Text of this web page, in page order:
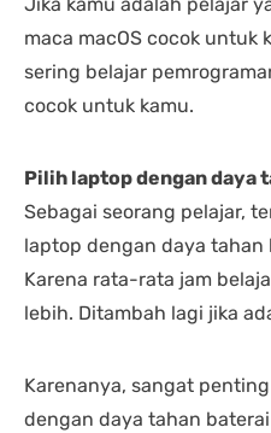
maca macOS cocok untuk
sering belajar
cocok untuk kamu.
Pilih laptop dengan daya
Sebagai seorang pelajar,
laptop dengan daya
Karena rata-rata jam
lebih. Ditambah lagi jika
Karenanya, sangat
dengan daya tahan